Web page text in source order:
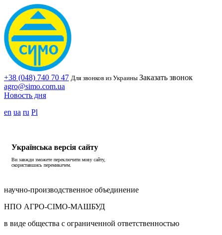
+38 (048) 740 70 47 Для звонков из Украины Заказать звонок
agro@simo.com.ua
Новость дня
en ua ru Pl
Українська версія сайту
Ви завжди зможете переключити мову сайту,
скориставшись перемикачем.
научно-производственное объединение
НПО АГРО-СІМО-МАШБУД
в виде общества с ограниченной ответственностью